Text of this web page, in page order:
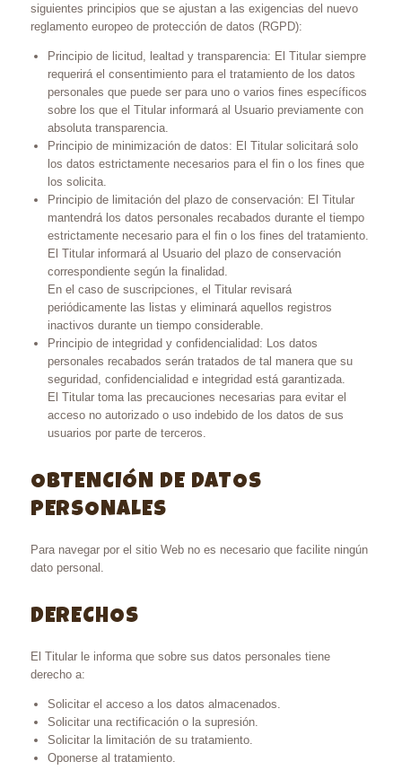
siguientes principios que se ajustan a las exigencias del nuevo
reglamento europeo de protección de datos (RGPD):
Principio de licitud, lealtad y transparencia: El Titular siempre
requerirá el consentimiento para el tratamiento de los datos
personales que puede ser para uno o varios fines específicos
sobre los que el Titular informará al Usuario previamente con
absoluta transparencia.
Principio de minimización de datos: El Titular solicitará solo
los datos estrictamente necesarios para el fin o los fines que
los solicita.
Principio de limitación del plazo de conservación: El Titular
mantendrá los datos personales recabados durante el tiempo
estrictamente necesario para el fin o los fines del tratamiento.
El Titular informará al Usuario del plazo de conservación
correspondiente según la finalidad.
En el caso de suscripciones, el Titular revisará
periódicamente las listas y eliminará aquellos registros
inactivos durante un tiempo considerable.
Principio de integridad y confidencialidad: Los datos
personales recabados serán tratados de tal manera que su
seguridad, confidencialidad e integridad está garantizada.
El Titular toma las precauciones necesarias para evitar el
acceso no autorizado o uso indebido de los datos de sus
usuarios por parte de terceros.
OBTENCIÓN DE DATOS
PERSONALES
Para navegar por el sitio Web no es necesario que facilite ningún
dato personal.
DERECHOS
El Titular le informa que sobre sus datos personales tiene
derecho a:
Solicitar el acceso a los datos almacenados.
Solicitar una rectificación o la supresión.
Solicitar la limitación de su tratamiento.
Oponerse al tratamiento.